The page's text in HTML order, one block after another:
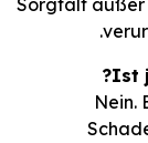
Sorgfalt außer
Nein.